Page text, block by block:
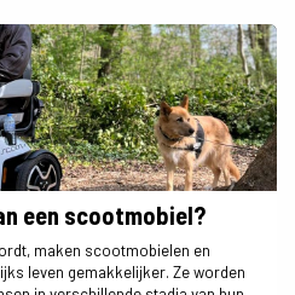
een scootmobiel?
maken scootmobielen en
leven gemakkelijker. Ze worden